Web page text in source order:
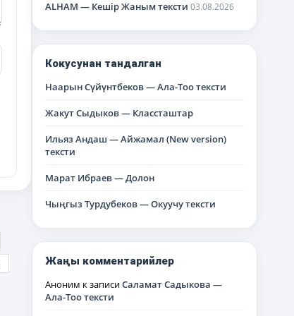
ALHAM — Кешір Жаным тексти 03.08.2026
Кокусунан тандалган
Наарын Сүйүнтбеков — Ала-Тоо тексти
Жакут Сыдыков — Классташтар
Ильяз Андаш — Айжамал (New version)
тексти
Марат Ибраев — Долон
Чыңгыз Турдубеков — Окуучу тексти
Жаңы комментарийлер
Аноним к записиСаламат Садыкова —
Ала-Тоо тексти